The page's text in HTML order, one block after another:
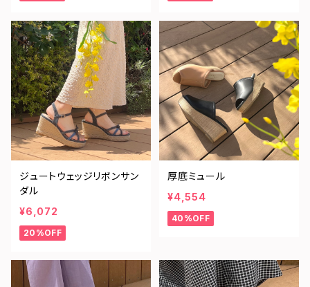
ジュートウェッジリボンサン
ダル
¥6,072
20%OFF
厚底ミュール
¥4,554
40%OFF